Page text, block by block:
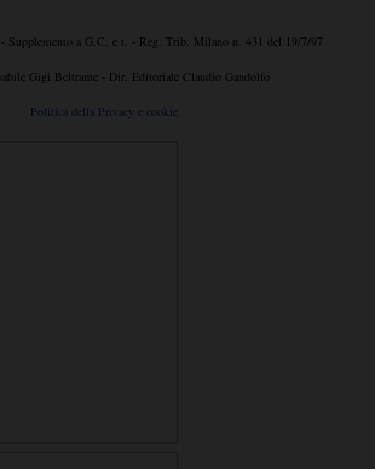
Supplemento a G.C. e t. - Reg. Trib. Milano n. 431 del 19/7/97
Gigi Beltrame - Dir. Editoriale Claudio Gandolfo
Politica della Privacy e cookie